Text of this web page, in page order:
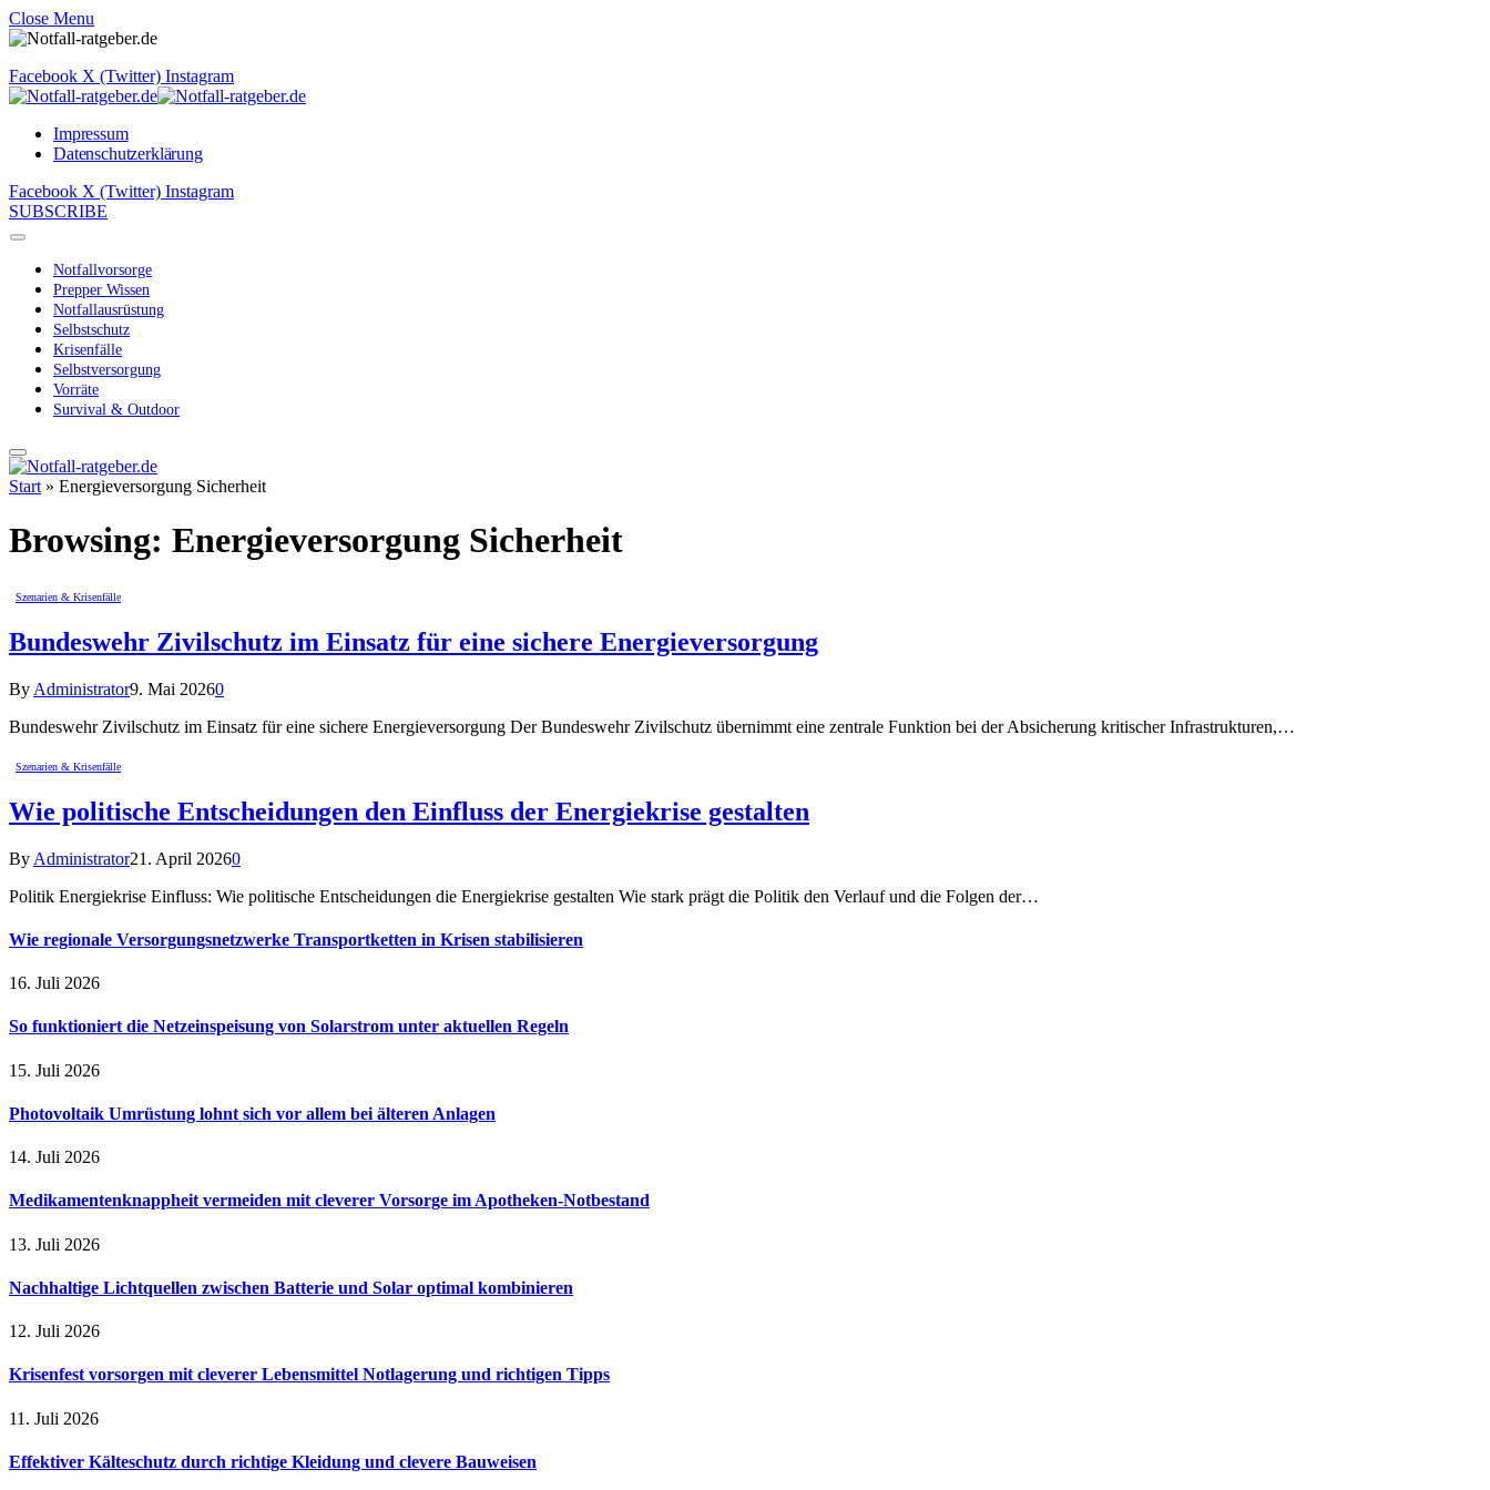
Close Menu
Facebook X (Twitter) Instagram
Impressum
Datenschutzerklärung
Facebook X (Twitter) Instagram
SUBSCRIBE
Notfallvorsorge
Prepper Wissen
Notfallausrüstung
Selbstschutz
Krisenfälle
Selbstversorgung
Vorräte
Survival & Outdoor
Start » Energieversorgung Sicherheit
Browsing: Energieversorgung Sicherheit
Szenarien & Krisenfälle
Bundeswehr Zivilschutz im Einsatz für eine sichere Energieversorgung
By Administrator9. Mai 20260
Bundeswehr Zivilschutz im Einsatz für eine sichere Energieversorgung Der Bundeswehr Zivilschutz übernimmt eine zentrale Funktion bei der Absicherung kritischer Infrastrukturen,…
Szenarien & Krisenfälle
Wie politische Entscheidungen den Einfluss der Energiekrise gestalten
By Administrator21. April 20260
Politik Energiekrise Einfluss: Wie politische Entscheidungen die Energiekrise gestalten Wie stark prägt die Politik den Verlauf und die Folgen der…
Wie regionale Versorgungsnetzwerke Transportketten in Krisen stabilisieren
16. Juli 2026
So funktioniert die Netzeinspeisung von Solarstrom unter aktuellen Regeln
15. Juli 2026
Photovoltaik Umrüstung lohnt sich vor allem bei älteren Anlagen
14. Juli 2026
Medikamentenknappheit vermeiden mit cleverer Vorsorge im Apotheken-Notbestand
13. Juli 2026
Nachhaltige Lichtquellen zwischen Batterie und Solar optimal kombinieren
12. Juli 2026
Krisenfest vorsorgen mit cleverer Lebensmittel Notlagerung und richtigen Tipps
11. Juli 2026
Effektiver Kälteschutz durch richtige Kleidung und clevere Bauweisen